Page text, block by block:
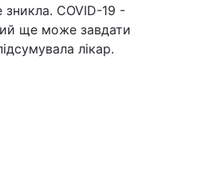
зникла. COVID-19 -
ще може завдати
лікар.